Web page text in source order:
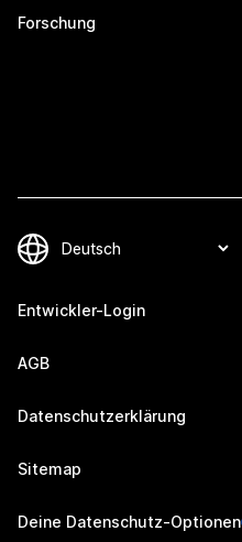
Forschung
Entwickler-Login
AGB
Datenschutzerklärung
Sitemap
Deine Datenschutz-Optionen